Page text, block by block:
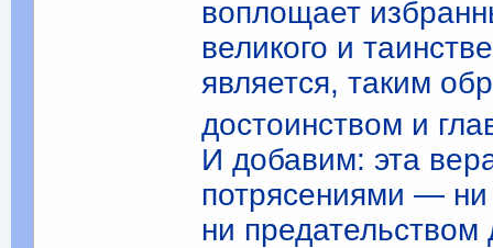
воплощает
великого и
является, таким
достоинством и
И добавим: эта
потрясениями — ни
ни предательством